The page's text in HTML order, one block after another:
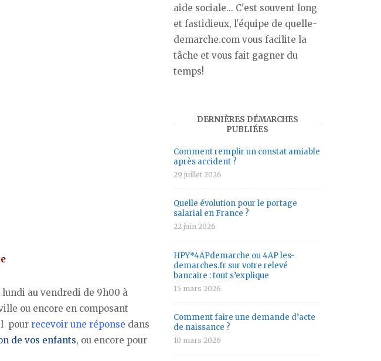
au vendredi de 9h00 à
ou encore en composant
pour recevoir une réponse dans
de vos enfants, ou encore pour
aide sociale... C'est souvent long
et fastidieux, l'équipe de quelle-
demarche.com vous facilite la
tâche et vous fait gagner du
temps!
DERNIÈRES DÉMARCHES
PUBLIÉES
Comment remplir un constat amiable
après accident ?
29 juillet 2026
Quelle évolution pour le portage
salarial en France ?
22 juin 2026
HPY*4APdemarche ou 4AP les-
demarches.fr sur votre relevé
bancaire : tout s’explique
15 mars 2026
Comment faire une demande d’acte
de naissance ?
10 mars 2026